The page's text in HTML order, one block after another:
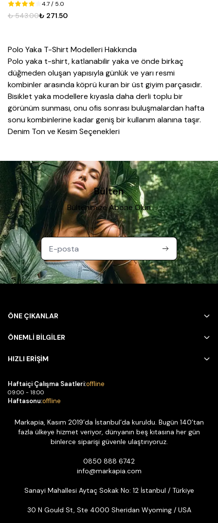
4.7/ 5.0
₺ 543.00₺ 271.50
Polo Yaka T-Shirt Modelleri Hakkında
Polo yaka t-shirt, katlanabilir yaka ve önde birkaç
düğmeden oluşan yapısıyla günlük ve yarı resmi
kombinler arasında köprü kuran bir üst giyimparçasıdır.
Bisiklet yaka modellere kıyasla daha derli toplu bir
görünüm sunması, onu ofis sonrası buluşmalardan hafta
sonu kombinlerine kadar geniş bir kullanım alanına taşır.
Denim Ton ve Kesim Seçenekleri
dayanıklılık kazandırır. Düz renk polo yaka t-shirtler
kumaşpantolonile kombinlendiğinde şık bir görünüm
oluştururken, jean ile birlikte kullanıldığında daha rahat bir
stil ortaya çıkar.
Doğru Boyut ve Beden Seçimi
Yaka ve kol ucundaki rib detaylar modelin kalitesini ve
duruşunu etkileyen unsurlardır; sık dokulu rib bantlar
zamanla şeklini daha iyi korur. Beden seçiminde göğüs ve
omuz ölçülerine uygun bir kesim tercih etmek, polo
yakanın düzgün oturmasını ve rahat hareket etmenizi
sağlar.
bir düğmeyi açık bırakmak ise daha rahat ve günlük bir
Bülten
Bültenimize Abone Olun
ÖNE ÇIKANLAR
ÖNEMLİ BİLGİLER
HIZLI ERİŞİM
Haftaiçi Çalışma Saatleri:offline
09:00 - 18:00
Haftasonu:offline
Markapia, Kasım 2019’da İstanbul’da kuruldu. Bugün 140’tan
fazla ülkeye hizmet veriyor, dünyanın beş kıtasına her gün
binlerce siparişi güvenle ulaştırıyoruz.
0850 888 6742
info@markapia.com
Sanayi Mahallesi Aytaç Sokak No: 12 İstanbul / Türkiye
30 N Gould St, Ste 4000 Sheridan Wyoming / USA